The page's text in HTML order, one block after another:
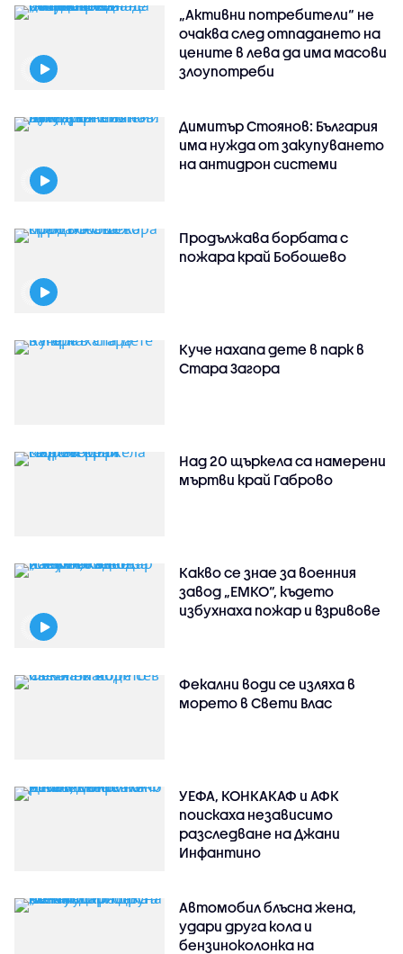
„Активни потребители“ не
очаква след отпадането на
цените в лева да има масови
злоупотреби
Димитър Стоянов: България
има нужда от закупуването
на антидрон системи
Продължава борбата с
пожара край Бобошево
Куче нахапа дете в парк в
Стара Загора
Над 20 щъркела са намерени
мъртви край Габрово
Какво се знае за военния
завод „ЕМКО“, където
избухнаха пожар и взривове
Фекални води се изляха в
морето в Свети Влас
УЕФА, КОНКАКАФ и АФК
поискаха независимо
разследване на Джани
Инфантино
Автомобил блъсна жена,
удари друга кола и
бензиноколонка на